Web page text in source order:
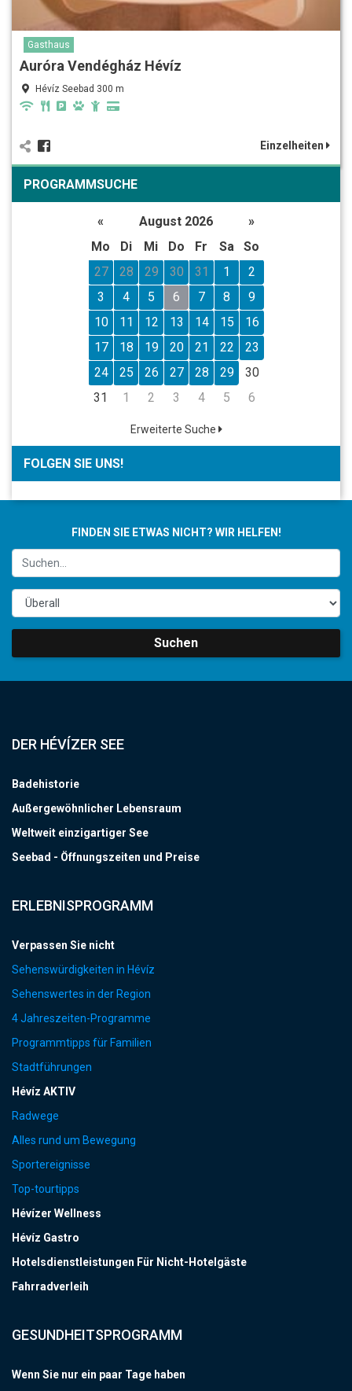
Gasthaus
Auróra Vendégház Hévíz
Hévíz Seebad 300 m
Einzelheiten
PROGRAMMSUCHE
« August 2026
»
Mo
Di Mi Do Fr Sa
So
27
28 29 30 31 1
2
3
4 5 6 7 8
9
10
11 12 13 14 15
16
17
18 19 20 21 22
23
24
25 26 27 28 29
30
31
1 2 3 4 5 6
Erweiterte Suche
FOLGEN SIE UNS!
FINDEN SIE ETWAS NICHT? WIR HELFEN!
Suchen
DER HÉVÍZER SEE
Badehistorie
Außergewöhnlicher Lebensraum
Weltweit einzigartiger See
Seebad - Öffnungszeiten und Preise
ERLEBNISPROGRAMM
Verpassen Sie nicht
Sehenswürdigkeiten in Hévíz
Sehenswertes in der Region
4 Jahreszeiten-Programme
Programmtipps für Familien
Stadtführungen
Hévíz AKTIV
Radwege
Alles rund um Bewegung
Sportereignisse
Top-tourtipps
Hévízer Wellness
Hévíz Gastro
Hotelsdienstleistungen Für Nicht-Hotelgäste
Fahrradverleih
GESUNDHEITSPROGRAMM
Wenn Sie nur ein paar Tage haben